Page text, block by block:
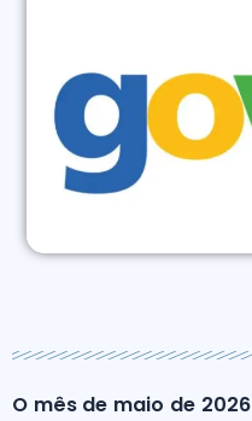
O mês de maio de 2026